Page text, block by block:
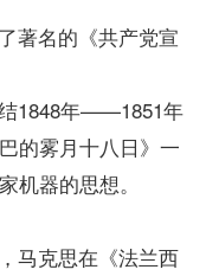
名的《共产党宣
1848年——1851年
的雾月十八日》一
机器的思想。
马克思在《法兰西